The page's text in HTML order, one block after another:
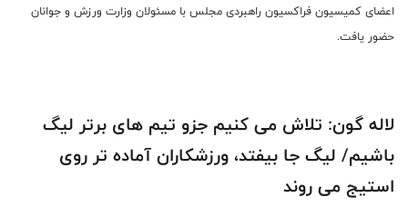
اعضای کمیسیون فراکسیون راهبردی مجلس با مسئولان وزارت ورزش و جوانان
حضور یافت.
لاله گون: تلاش می کنیم جزو تیم های برتر لیگ
باشیم/ لیگ جا بیفتد، ورزشکاران آماده تر روی
استیج می روند